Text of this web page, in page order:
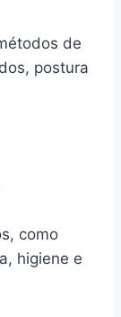
de
postura
como
higiene e